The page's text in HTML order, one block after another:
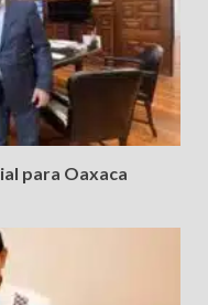
para Oaxaca